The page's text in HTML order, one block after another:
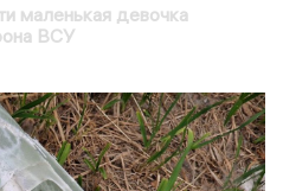
маленькая девочка
ВСУ